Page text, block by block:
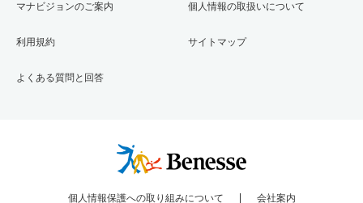
マナビジョンのご案内
利用規約
よくある質問と回答
個人情報の取扱いについて
サイトマップ
個人情報保護への取り組みについて 会社案内